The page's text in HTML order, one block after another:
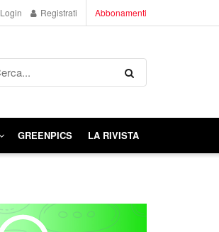
Login Registrati Abbonamenti
GREENPICS LA RIVISTA